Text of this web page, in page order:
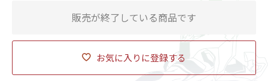
お気に入りに登録する
販売が終了している商品です